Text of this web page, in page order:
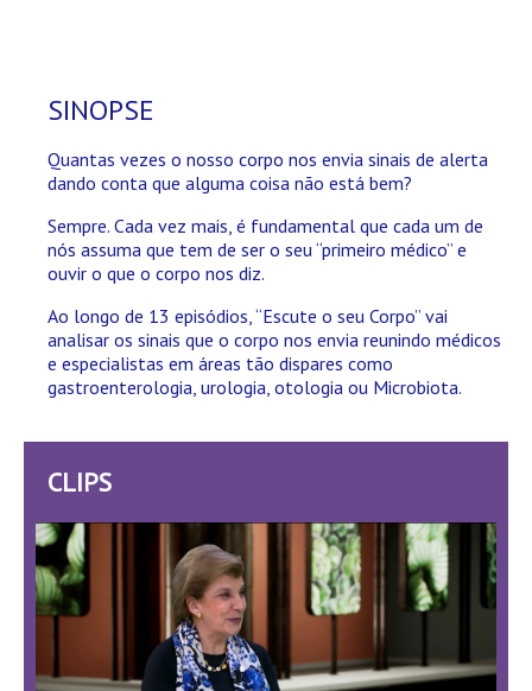
SINOPSE
Quantas vezes o nosso corpo nos envia sinais de alerta
dando conta que alguma coisa não está bem?
Sempre. Cada vez mais, é fundamental que cada um de
nós assuma que tem de ser o seu “primeiro médico” e
ouvir o que o corpo nos diz.
Ao longo de 13 episódios, “Escute o seu Corpo” vai
analisar os sinais que o corpo nos envia reunindo médicos
e especialistas em áreas tão dispares como
gastroenterologia, urologia, otologia ou Microbiota.
CLIPS